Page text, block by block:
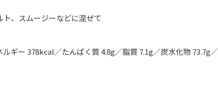
ト、スムージーなどに混ぜて
ギー 378kcal／たんぱく質 4.8g／脂質 7.1g／炭水化物 73.7g